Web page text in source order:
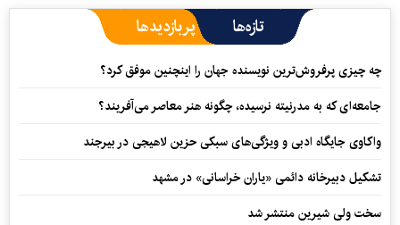
تازه‌ها پربازدیدها
چه چیزی پرفروش‌ترین نویسنده جهان را اینچنین موفق کرد؟
جامعه‌ای که به مدرنیته نرسیده، چگونه هنر معاصر می‌آفریند؟
واکاوی جایگاه ادبی و ویژگی‌های سبکی حزین لاهیجی در بیرجند
تشکیل دبیرخانه دائمی «یاران خراسانی» در مشهد
سخت ولی شیرین منتشر شد